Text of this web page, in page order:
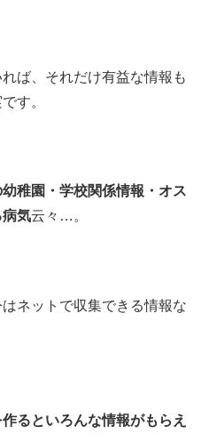
ば、それだけ有益な情報も
す。
稚園・学校関係情報・オス
病気云々…。
ネットで収集できる情報な
作るといろんな情報がもらえ